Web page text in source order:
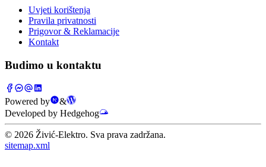
Uvjeti korištenja
Pravila privatnosti
Prigovor & Reklamacije
Kontakt
Budimo u kontaktu
Powered by
&
Developed by Hedgehog
© 2026 Živić-Elektro. Sva prava zadržana.
sitemap.xml